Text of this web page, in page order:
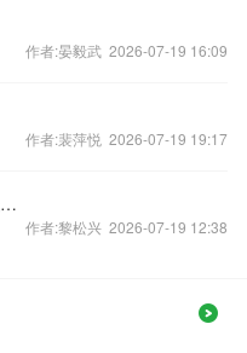
作者:晏毅武 2026-07-19 16:09
作者:裴萍悦 2026-07-19 19:17
米价居高不下 日本新农相承诺投放低价储备米
作者:黎松兴 2026-07-19 12:38